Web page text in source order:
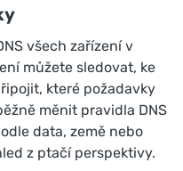
všech zařízení v
můžete sledovat, ke
které požadavky
měnit pravidla DNS
data, země nebo
z ptačí perspektivy.